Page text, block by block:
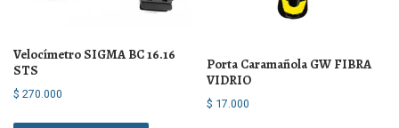
Velocímetro SIGMA BC 16.16
STS
$ 270.000
Porta Caramañola GW FIBRA
VIDRIO
$ 17.000